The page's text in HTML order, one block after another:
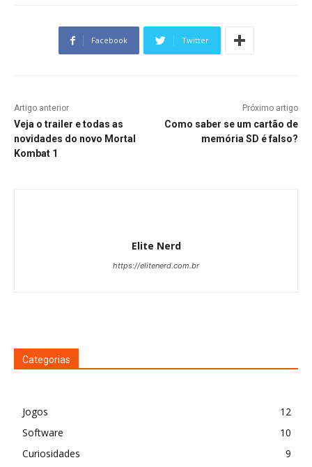
Facebook Twitter
Artigo anterior
Veja o trailer e todas as
novidades do novo Mortal
Kombat 1
Próximo artigo
Como saber se um cartão de
memória SD é falso?
Elite Nerd
https://elitenerd.com.br
Categorias
Jogos
12
Software
10
Curiosidades
9